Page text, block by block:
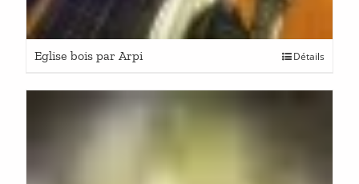
Eglise bois par Arpi Détails